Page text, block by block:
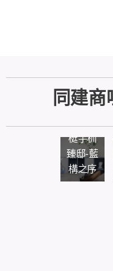
同建商
梃宇杊
臻邸-藍
構之序